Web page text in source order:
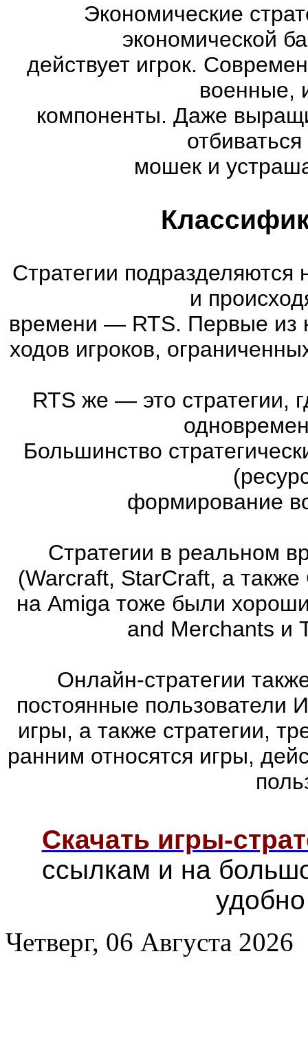
Экономические
экономической
действует игрок.
военные,
компоненты. Даже
мошек и
Стратегии
и
времени — RTS. Первые из
ходов игроков,
RTS же — это стратегии,
Большинство
формирование
Стратегии в реальном
(Warcraft, StarCraft, а
на Amiga тоже были
and Merchants и
Онлайн-стратегии
постоянные пользователи
игры, а также стратегии,
ранним относятся игры,
Скачать игры-
ссылкам и на
Четверг, 06 Августа 2026